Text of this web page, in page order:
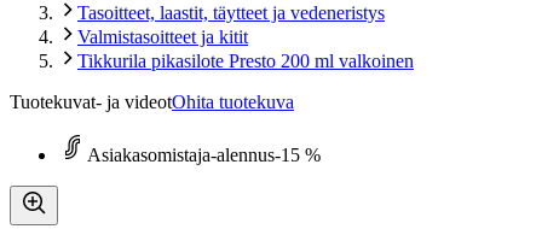
Tasoitteet, laastit, täytteet ja vedeneristys
Valmistasoitteet ja kitit
Tikkurila pikasilote Presto 200 ml valkoinen
Tuotekuvat- ja videotOhita tuotekuva
Asiakasomistaja-alennus-15 %